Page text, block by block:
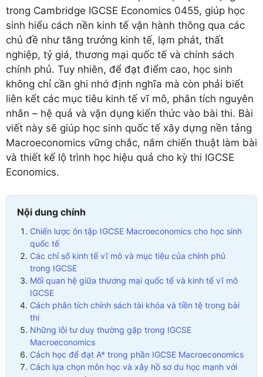
trong Cambridge IGCSE Economics 0455, giúp học
sinh hiểu cách nền kinh tế vận hành thông qua các
chủ đề như tăng trưởng kinh tế, lạm phát, thất
nghiệp, tỷ giá, thương mại quốc tế và chính sách
chính phủ. Tuy nhiên, để đạt điểm cao, học sinh
không chỉ cần ghi nhớ định nghĩa mà còn phải biết
liên kết các mục tiêu kinh tế vĩ mô, phân tích nguyên
nhân – hệ quả và vận dụng kiến thức vào bài thi. Bài
viết này sẽ giúp học sinh quốc tế xây dựng nền tảng
Macroeconomics vững chắc, nắm chiến thuật làm bài
và thiết kế lộ trình học hiệu quả cho kỳ thi IGCSE
Economics.
Nội dung chính
Chiến lược ôn tập IGCSE Macroeconomics cho học sinh
quốc tế
Các chỉ số kinh tế vĩ mô và mục tiêu của chính phủ
trong IGCSE
Mối quan hệ giữa thương mại quốc tế và kinh tế vĩ mô
IGCSE
Cách phân tích chính sách tài khóa và tiền tệ trong bài
thi
Những lỗi tư duy thường gặp trong IGCSE
Macroeconomics
Cách học để đạt A* trong phần IGCSE Macroeconomics
Cách lựa chọn môn học và xây hồ sơ du học mạnh với